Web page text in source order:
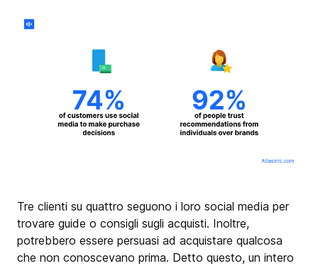
Tre clienti su quattro seguono i loro social media per
trovare guide o consigli sugli acquisti. Inoltre,
potrebbero essere persuasi ad acquistare qualcosa
che non conoscevano prima. Detto questo, un intero